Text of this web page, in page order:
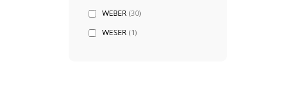
WEBER (30)
WESER (1)